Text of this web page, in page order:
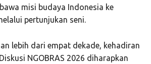
misi budaya Indonesia ke
pertunjukan seni.
lebih dari empat dekade, kehadiran
NGOBRAS 2026 diharapkan